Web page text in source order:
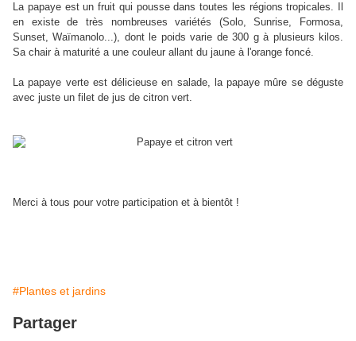
La papaye est un fruit qui pousse dans toutes les régions tropicales. Il
en existe de très nombreuses variétés (Solo, Sunrise, Formosa,
Sunset, Waïmanolo...), dont le poids varie de 300 g à plusieurs kilos.
Sa chair à maturité a une couleur allant du jaune à l'orange foncé.
La papaye verte est délicieuse en salade, la papaye mûre se déguste
avec juste un filet de jus de citron vert.
Merci à tous pour votre participation et à bientôt !
#Plantes et jardins
Partager